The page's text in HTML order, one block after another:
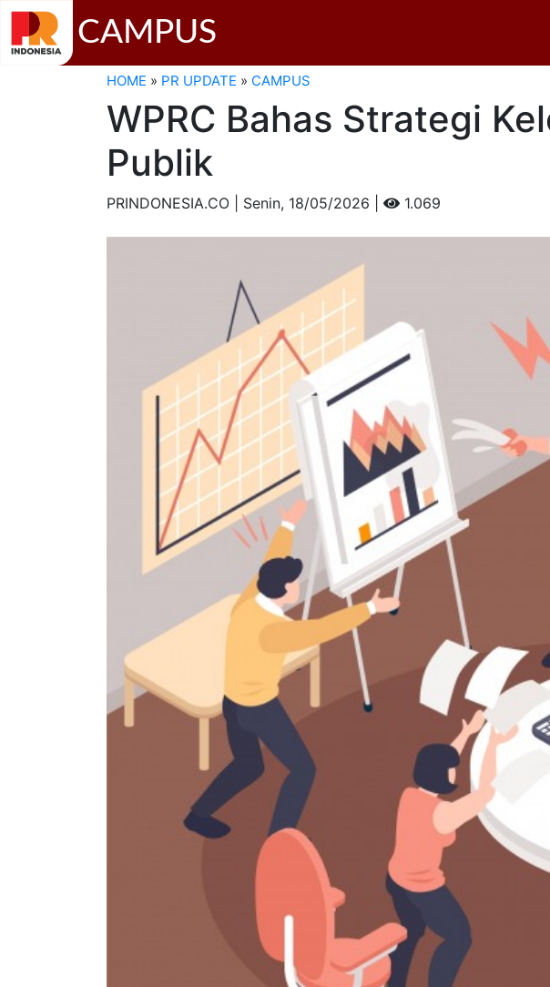
CAMPUS
HOME » PR UPDATE » CAMPUS
WPRC Bahas Strategi
Publik
PRINDONESIA.CO | Senin, 18/05/2026 | 1.069